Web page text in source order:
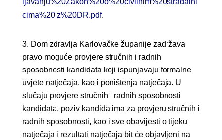
ljavanju%20Zakon%20o%20civilnim%20stradalni
cima%20iz%20DR.pdf.
Dom zdravlja Karlovačke županije zadržava
pravo moguće provjere stručnih i radnih
sposobnosti kandidata koji ispunjavaju formalne
uvjete natječaja, kao i poništenja natječaja. U
slučaju provjere stručnih i radnih sposobnosti
kandidata, poziv kandidatima za provjeru stručnih i
radnih sposobnosti, kao i sve obavijesti o tijeku
natječaja i rezultati natječaja bit će objavljeni na